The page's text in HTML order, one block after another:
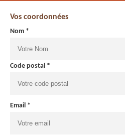
Vos coordonnées
Nom *
Code postal *
Email *